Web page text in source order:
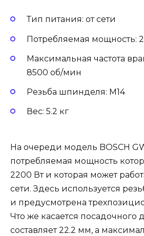
Тип питания: от сети
Потребляемая мощность:
Максимальная частота
8500 об/мин
Резьба шпинделя: М14
Вес: 5.2 кг
На очереди модель BOSCH
потребляемая мощность
2200 Вт и которая может
сети. Здесь используется
и предусмотрена
Что же касается посадочного
составляет 22.2 мм, а